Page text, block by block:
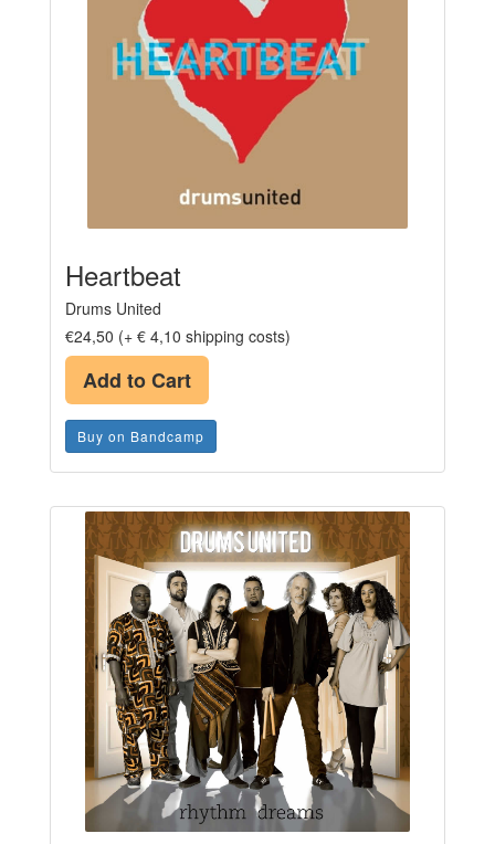
Heartbeat
Drums United
€24,50 (+ € 4,10 shipping costs)
Add to Cart
Buy on Bandcamp